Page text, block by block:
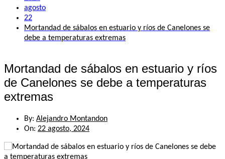
agosto
22
Mortandad de sábalos en estuario y ríos de Canelones se
debe a temperaturas extremas
Mortandad de sábalos en estuario y ríos
de Canelones se debe a temperaturas
extremas
By: Alejandro Montandon
On: 22 agosto, 2024